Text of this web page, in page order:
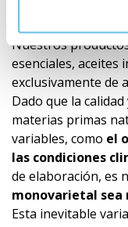
Nuestros
esenciales, aceites
exclusivamente de
Dado que la
materias primas
variables, como el
las condiciones
de elaboración, es
monovarietal sea
Esta inevitable